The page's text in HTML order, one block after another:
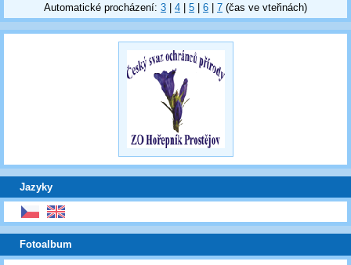
Automatické procházení: 3 4 5 6 7 (čas ve vteřinách)
Jazyky
Fotoalbum